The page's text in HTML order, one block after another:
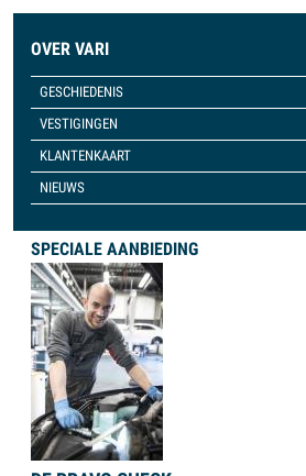
OVER VARI
GESCHIEDENIS
VESTIGINGEN
KLANTENKAART
NIEUWS
SPECIALE AANBIEDING